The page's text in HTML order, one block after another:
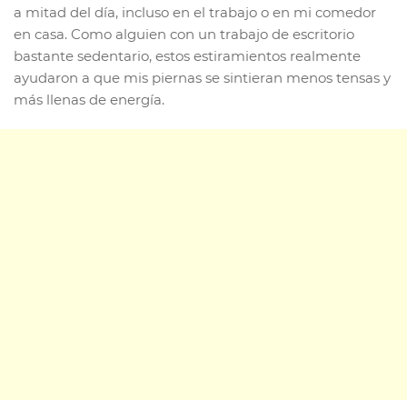
a mitad del día, incluso en el trabajo o en mi comedor
en casa. Como alguien con un trabajo de escritorio
bastante sedentario, estos estiramientos realmente
ayudaron a que mis piernas se sintieran menos tensas y
más llenas de energía.